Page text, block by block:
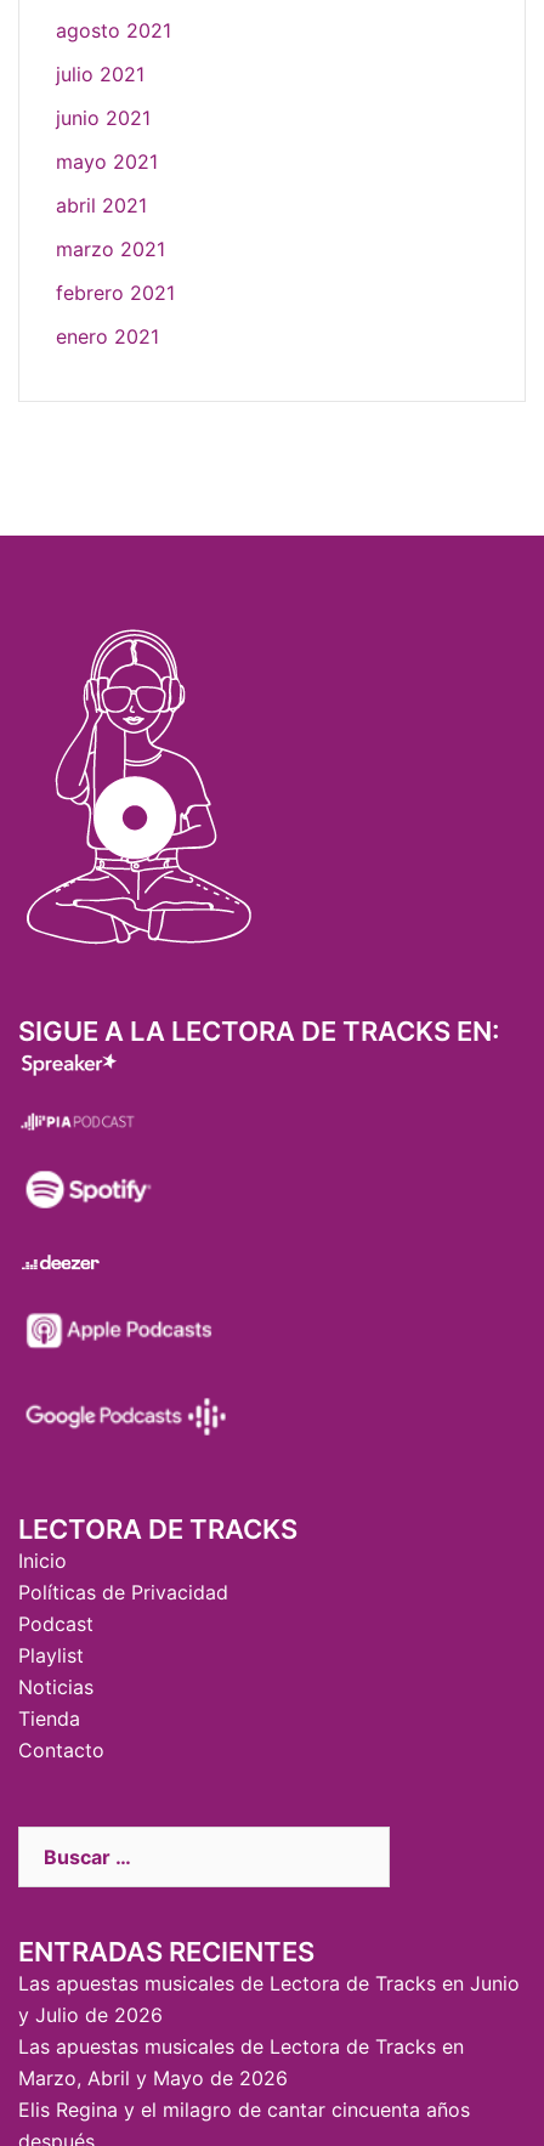
agosto 2021
julio 2021
junio 2021
mayo 2021
abril 2021
marzo 2021
febrero 2021
enero 2021
SIGUE A LA LECTORA DE TRACKS EN:
LECTORA DE TRACKS
Inicio
Políticas de Privacidad
Podcast
Playlist
Noticias
Tienda
Contacto
ENTRADAS RECIENTES
Las apuestas musicales de Lectora de Tracks en Junio
y Julio de 2026
Las apuestas musicales de Lectora de Tracks en
Marzo, Abril y Mayo de 2026
Elis Regina y el milagro de cantar cincuenta años
después